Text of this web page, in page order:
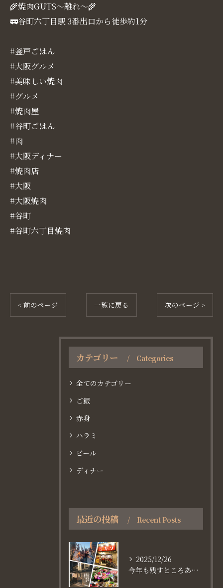
🌾焼肉GUTS～離れ～🌾
🚃谷町六丁目駅 3番出口から徒歩約1分
#釜戸ごはん
#大阪グルメ
#美味しい焼肉
#グルメ
#焼肉屋
#谷町ごはん
#肉
#大阪ディナー
#焼肉店
#大阪
#大阪焼肉
#谷町
#谷町六丁目焼肉
< 前のページ 一覧に戻る 次のページ >
カテゴリー Categories
全てのカテゴリー
ご飯
赤身
ハラミ
ビール
ディナー
最近の投稿 Recent Posts
2025/12/26
今年も残すところあと、6日。